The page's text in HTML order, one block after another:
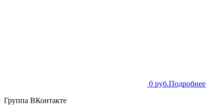
0 руб.Подробнее
Группа ВКонтакте